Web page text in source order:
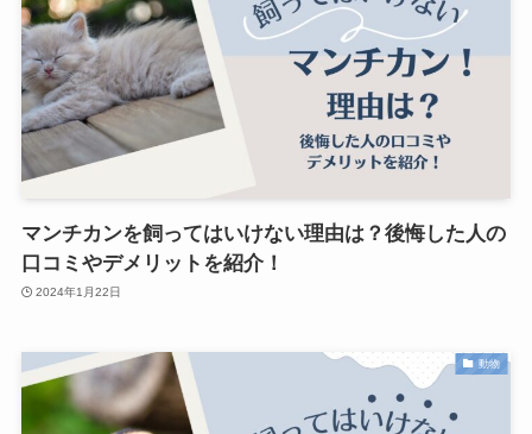
マンチカンを飼ってはいけない理由は？後悔した人の
口コミやデメリットを紹介！
2024年1月22日
動物